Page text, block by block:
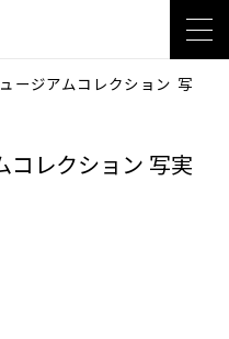
ージアムコレクション 写
コレクション 写実